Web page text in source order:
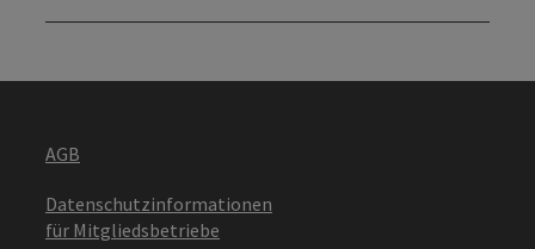
AGB
Datenschutzinformationen
für Mitgliedsbetriebe